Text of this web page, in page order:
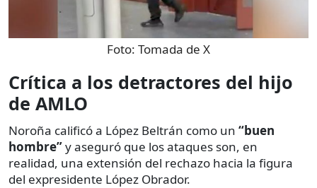
Foto: Tomada de X
Crítica a los detractores del hijo
de AMLO
Noroña calificó a López Beltrán como un “buen
hombre”y aseguró que los ataques son, en
realidad, una extensión del rechazo hacia la figura
del expresidente López Obrador.